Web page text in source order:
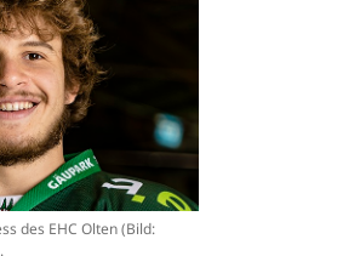
des EHC Olten (Bild: